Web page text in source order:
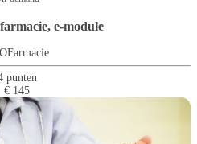
e-module
punten
€ 145